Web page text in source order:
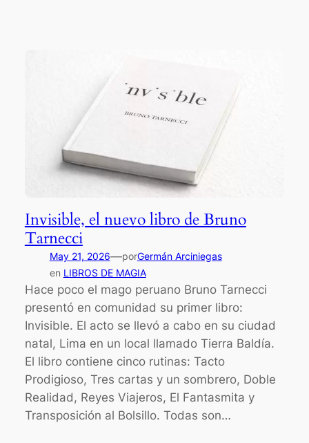
Invisible, el nuevo libro de Bruno
Tarnecci
May 21, 2026—porGermán Arciniegas
en LIBROS DE MAGIA
Hace poco el mago peruano Bruno Tarnecci
presentó en comunidad su primer libro:
Invisible. El acto se llevó a cabo en su ciudad
natal, Lima en un local llamado Tierra Baldía.
El libro contiene cinco rutinas: Tacto
Prodigioso, Tres cartas y un sombrero, Doble
Realidad, Reyes Viajeros, El Fantasmita y
Transposición al Bolsillo. Todas son…